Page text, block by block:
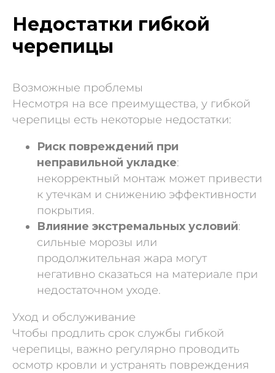
Недостатки гибкой
черепицы
Возможные проблемы
Несмотря на все преимущества, у гибкой
черепицы есть некоторые недостатки:
Риск повреждений при
неправильной укладке:
некорректный монтаж может привести
к утечкам и снижению эффективности
покрытия.
Влияние экстремальных условий:
сильные морозы или
продолжительная жара могут
негативно сказаться на материале при
недостаточном уходе.
Уход и обслуживание
Чтобы продлить срок службы гибкой
черепицы, важно регулярно проводить
осмотр кровли и устранять повреждения